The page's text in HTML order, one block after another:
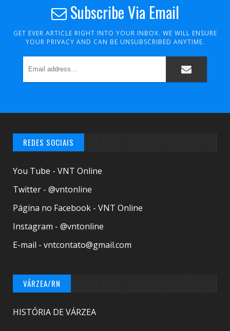
Subscribe Via Email
GET EVER ARTICLE RIGHT INTO YOUR INBOX. WE WILL ENSURE
YOUR PRIVACY AND CAN BE UNSUBSCRIBED ANYTIME.
REDES SOCIAIS
You Tube - VNT Online
Twitter - @vntonline
Página no Facebook - VNT Online
Instagram - @vntonline
E-mail - vntcontato@gmail.com
VÁRZEA/RN
HISTÓRIA DE VÁRZEA